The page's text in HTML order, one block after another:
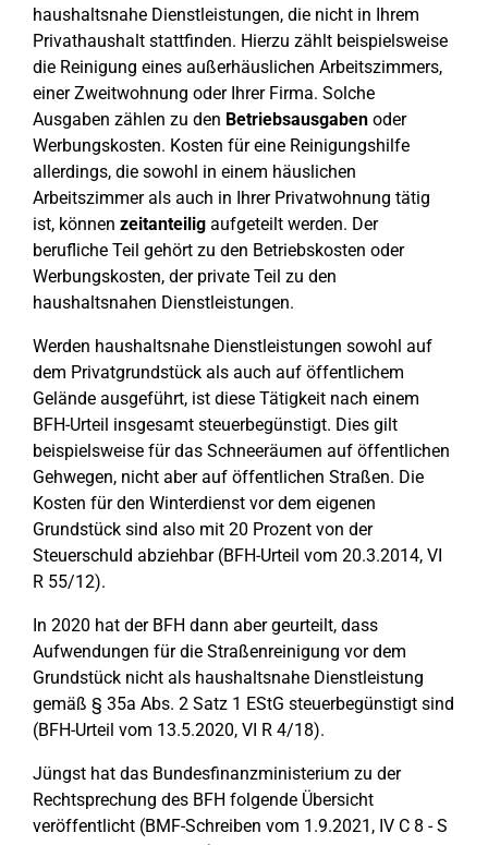
haushaltsnahe Dienstleistungen, die nicht in Ihrem
Privathaushalt stattfinden. Hierzu zählt beispielsweise
die Reinigung eines außerhäuslichen Arbeitszimmers,
einer Zweitwohnung oder Ihrer Firma. Solche
Ausgaben zählen zu den Betriebsausgaben oder
Werbungskosten. Kosten für eine Reinigungshilfe
allerdings, die sowohl in einem häuslichen
Arbeitszimmer als auch in Ihrer Privatwohnung tätig
ist, können zeitanteilig aufgeteilt werden. Der
berufliche Teil gehört zu den Betriebskosten oder
Werbungskosten, der private Teil zu den
haushaltsnahen Dienstleistungen.
Werden haushaltsnahe Dienstleistungen sowohl auf
dem Privatgrundstück als auch auf öffentlichem
Gelände ausgeführt, ist diese Tätigkeit nach einem
BFH-Urteil insgesamt steuerbegünstigt. Dies gilt
beispielsweise für das Schneeräumen auf öffentlichen
Gehwegen, nicht aber auf öffentlichen Straßen. Die
Kosten für den Winterdienst vor dem eigenen
Grundstück sind also mit 20 Prozent von der
Steuerschuld abziehbar (BFH-Urteil vom 20.3.2014, VI
R 55/12).
In 2020 hat der BFH dann aber geurteilt, dass
Aufwendungen für die Straßenreinigung vor dem
Grundstück nicht als haushaltsnahe Dienstleistung
gemäß § 35a Abs. 2 Satz 1 EStG steuerbegünstigt sind
(BFH-Urteil vom 13.5.2020, VI R 4/18).
Jüngst hat das Bundesfinanzministerium zu der
Rechtsprechung des BFH folgende Übersicht
veröffentlicht (BMF-Schreiben vom 1.9.2021, IV C 8 - S